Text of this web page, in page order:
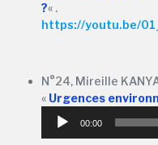
?« .
https://youtu.be/
N°24, Mireille
« Urgences
00:00